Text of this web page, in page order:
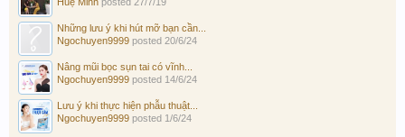
Những lưu ý khi hút mỡ bạn cần...
Ngochuyen9999 posted 20/6/24
Nâng mũi bọc sụn tai có vĩnh...
Ngochuyen9999 posted 14/6/24
Lưu ý khi thực hiện phẫu thuật...
Ngochuyen9999 posted 1/6/24